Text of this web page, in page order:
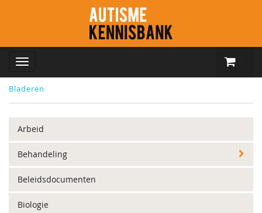
Bladeren
Arbeid
Behandeling
Beleidsdocumenten
Biologie